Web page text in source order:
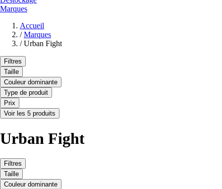
Marques
Accueil
/ Marques
/ Urban Fight
Filtres
Taille
Couleur dominante
Type de produit
Prix
Voir les 5 produits
Urban Fight
Filtres
Taille
Couleur dominante